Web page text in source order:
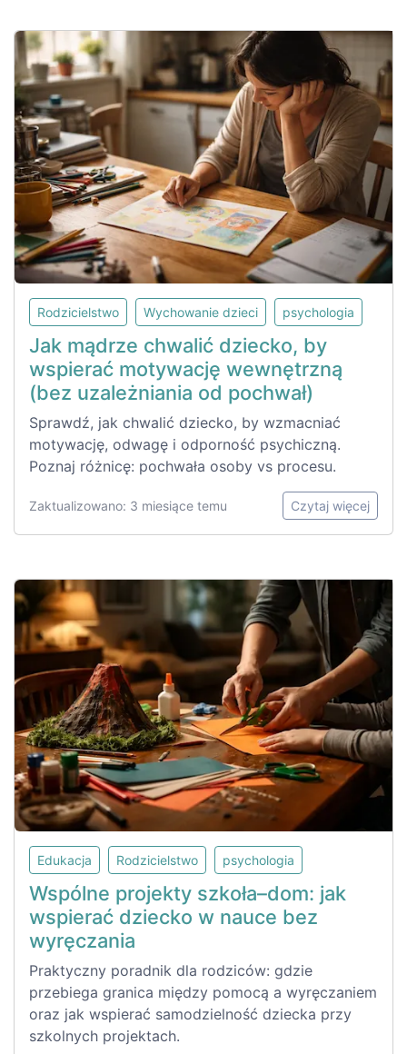
Rodzicielstwo Wychowanie dzieci psychologia
Jak mądrze chwalić dziecko, by
wspierać motywację wewnętrzną
(bez uzależniania od pochwał)
Sprawdź, jak chwalić dziecko, by wzmacniać
motywację, odwagę i odporność psychiczną.
Poznaj różnicę: pochwała osoby vs procesu.
Zaktualizowano: 3 miesiące temu Czytaj więcej
Edukacja Rodzicielstwo psychologia
Wspólne projekty szkoła–dom: jak
wspierać dziecko w nauce bez
wyręczania
Praktyczny poradnik dla rodziców: gdzie
przebiega granica między pomocą a wyręczaniem
oraz jak wspierać samodzielność dziecka przy
szkolnych projektach.